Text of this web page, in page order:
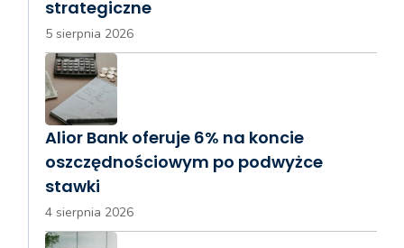
strategiczne
5 sierpnia 2026
Alior Bank oferuje 6% na koncie
oszczędnościowym po podwyżce
stawki
4 sierpnia 2026